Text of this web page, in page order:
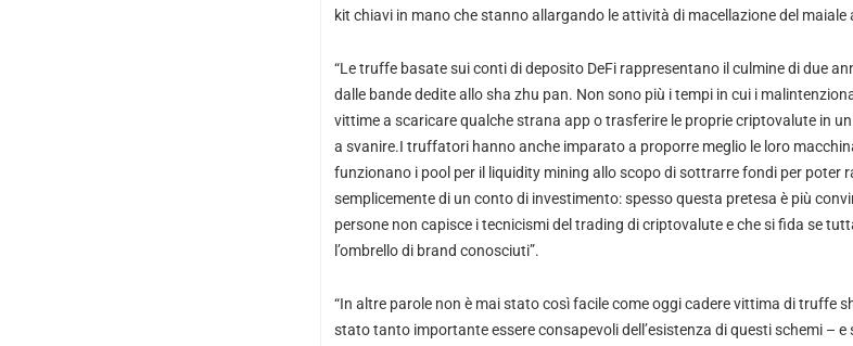
kit chiavi in mano che stanno allargando le attività di macellazione del maiale
“Le truffe basate sui conti di deposito DeFi rappresentano il culmine di due
dalle bande dedite allo sha zhu pan. Non sono più i tempi in cui i
vittime a scaricare qualche strana app o trasferire le proprie criptovalute in
a svanire.I truffatori hanno anche imparato a proporre meglio le loro
funzionano i pool per il liquidity mining allo scopo di sottrarre fondi per poter
semplicemente di un conto di investimento: spesso questa pretesa è più
persone non capisce i tecnicismi del trading di criptovalute e che si fida se
l’ombrello di brand conosciuti”.
“In altre parole non è mai stato così facile come oggi cadere vittima di truffe
stato tanto importante essere consapevoli dell’esistenza di questi schemi – e